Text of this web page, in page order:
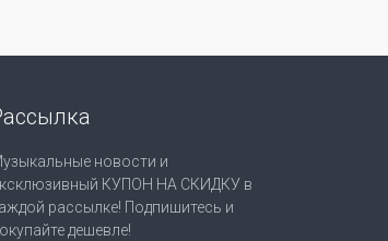
новости и
КУПОН НА СКИДКУ в
рассылке! Подпишитесь и
дешевле!